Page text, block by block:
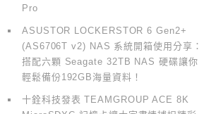
Pro
ASUSTOR LOCKERSTOR 6 Gen2+
(AS6706T v2) NAS 系統開箱使用分享：
搭配六顆 Seagate 32TB NAS 硬碟讓你
輕鬆備份192GB海量資料！
十銓科技發表 TEAMGROUP ACE 8K